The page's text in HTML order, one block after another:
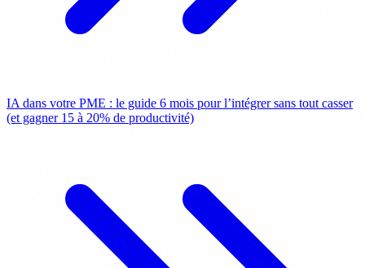
IA dans votre PME : le guide 6 mois pour l’intégrer sans tout casser
(et gagner 15 à 20% de productivité)